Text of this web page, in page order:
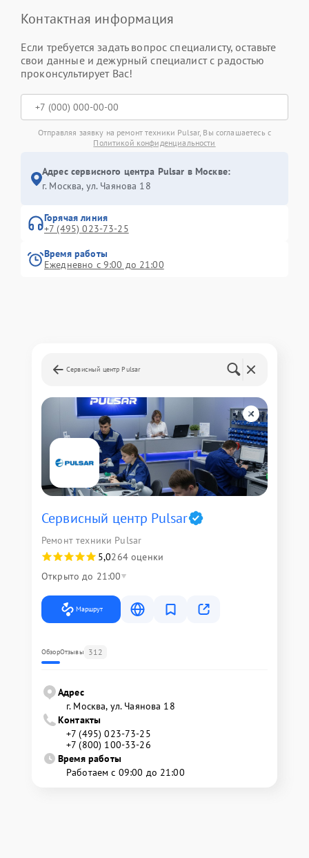
Контактная информация
Если требуется задать вопрос специалисту, оставьте
свои данные и дежурный специалист с радостью
проконсультирует Вас!
Отправляя заявку на ремонт техники Pulsar, Вы соглашаетесь с
Политикой конфиденциальности
Адрес сервисного центра Pulsar в Москве:
г. Москва, ул. Чаянова 18
Горячая линия
+7 (495) 023-73-25
Время работы
Ежедневно с 9:00 до 21:00
Сервисный центр Pulsar
Сервисный центр Pulsar
Ремонт техники Pulsar
5,0264 оценки
Открыто до 21:00
Маршрут
ОбзорОтзывы 312
Адрес
г. Москва, ул. Чаянова 18
Контакты
+7 (495) 023-73-25
+7 (800) 100-33-26
Время работы
Работаем с 09:00 до 21:00